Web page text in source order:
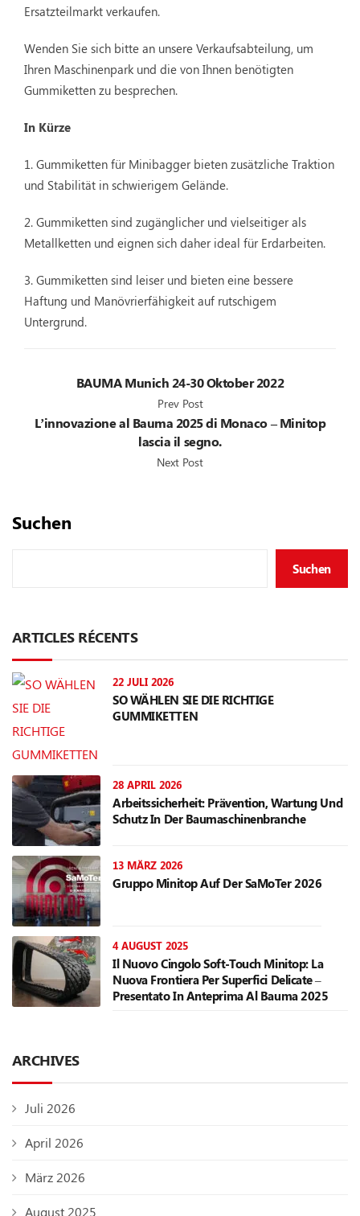
Ersatzteilmarkt verkaufen.
Wenden Sie sich bitte an unsere Verkaufsabteilung, um
Ihren Maschinenpark und die von Ihnen benötigten
Gummiketten zu besprechen.
In Kürze
1. Gummiketten für Minibagger bieten zusätzliche Traktion
und Stabilität in schwierigem Gelände.
2. Gummiketten sind zugänglicher und vielseitiger als
Metallketten und eignen sich daher ideal für Erdarbeiten.
3. Gummiketten sind leiser und bieten eine bessere
Haftung und Manövrierfähigkeit auf rutschigem
Untergrund.
BAUMA Munich 24-30 Oktober 2022
Prev Post
L’innovazione al Bauma 2025 di Monaco – Minitop
lascia il segno.
Next Post
Suchen
Suchen
ARTICLES RÉCENTS
22 JULI 2026
SO WÄHLEN SIE DIE RICHTIGE
GUMMIKETTEN
28 APRIL 2026
Arbeitssicherheit: Prävention, Wartung Und
Schutz In Der Baumaschinenbranche
13 MÄRZ 2026
Gruppo Minitop Auf Der SaMoTer 2026
4 AUGUST 2025
Il Nuovo Cingolo Soft-Touch Minitop: La
Nuova Frontiera Per Superfici Delicate –
Presentato In Anteprima Al Bauma 2025
ARCHIVES
Juli 2026
April 2026
März 2026
August 2025